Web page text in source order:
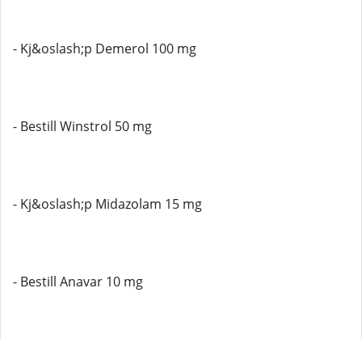
- Kj&oslash;p Demerol 100 mg
- Bestill Winstrol 50 mg
- Kj&oslash;p Midazolam 15 mg
- Bestill Anavar 10 mg